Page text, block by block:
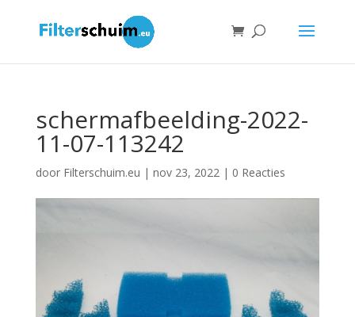
schermafbeelding-2022-
11-07-113242
door Filterschuim.eu | nov 23, 2022| 0 Reacties